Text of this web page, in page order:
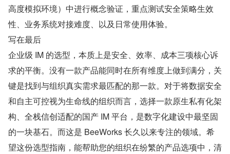
高度模拟环境）中进行概念验证，重点测试安全策略生效
性、业务系统对接难度、以及日常使用体验。
写在最后
企业级 IM 的选型，本质上是安全、效率、成本三项核心诉
求的平衡。没有一款产品能同时在所有维度上做到满分，关
键是找到与组织真实需求最匹配的那一款。对于将数据安全
和自主可控视为生命线的组织而言，选择一款原生私有化架
构、全栈信创适配的国产 IM 平台，是数字化建设中最坚固
的一块基石。而这是 BeeWorks 长久以来专注的领域。希
望这份选型指南，能帮助您的组织在纷繁的产品选项中，清